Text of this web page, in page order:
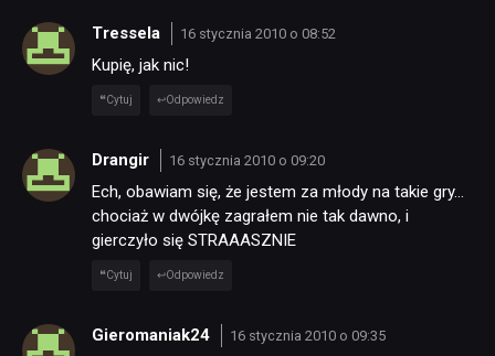
Tressela 16 stycznia 2010 o 08:52
Kupię, jak nic!
Cytuj Odpowiedz
Drangir 16 stycznia 2010 o 09:20
Ech, obawiam się, że jestem za młody na takie gry…
chociaż w dwójkę zagrałem nie tak dawno, i
gierczyło się STRAAASZNIE
Cytuj Odpowiedz
Gieromaniak24 16 stycznia 2010 o 09:35